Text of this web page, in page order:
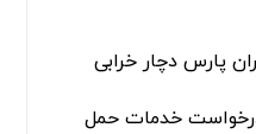
پارس دچار خرابی
درخواست خدمات حمل